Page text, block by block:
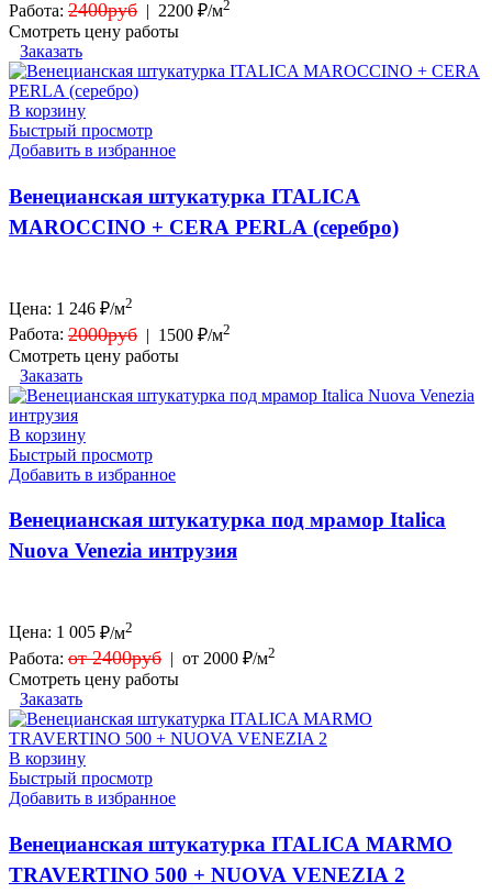
Работа: 2400руб | 2200 ₽/м2
Смотреть цену работы
Заказать
В корзину
Быстрый просмотр
Добавить в избранное
Венецианская штукатурка ITALICA
MAROCCINO + CERA PERLA (серебро)
Цена: 1 246 ₽/м2
Работа: 2000руб | 1500 ₽/м2
Смотреть цену работы
Заказать
В корзину
Быстрый просмотр
Добавить в избранное
Венецианская штукатурка под мрамор Italica
Nuova Venezia интрузия
Цена: 1 005 ₽/м2
Работа: от 2400руб | от 2000 ₽/м2
Смотреть цену работы
Заказать
В корзину
Быстрый просмотр
Добавить в избранное
Венецианская штукатурка ITALICA MARMO
TRAVERTINO 500 + NUOVA VENEZIA 2